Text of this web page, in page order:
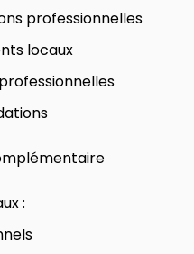
professionnelles
locaux
: